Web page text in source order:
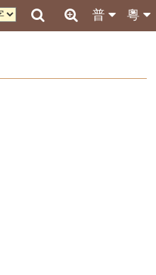
粵
普